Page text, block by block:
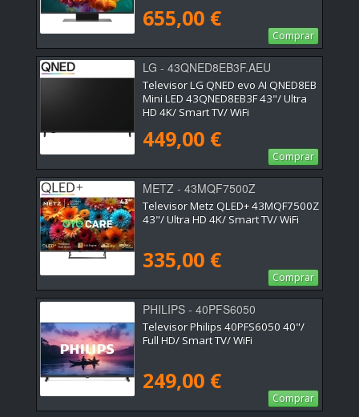
655,00 €
Comprar
LG - 43QNED8EB3F.AEU
Televisor LG QNED evo AI QNED8EB
Mini LED 43QNED8EB3F 43"/ Ultra
HD 4K/ Smart TV/ WiFi
449,00 €
Comprar
METZ - 43MQF7500Z
Televisor Metz QLED+ 43MQF7500Z
43"/ Ultra HD 4K/ Smart TV/ WiFi
335,00 €
Comprar
PHILIPS - 40PFS6050
Televisor Philips 40PFS6050 40"/
Full HD/ Smart TV/ WiFi
249,00 €
Comprar